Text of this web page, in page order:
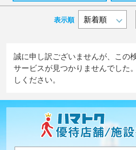
表示順
誠に申し訳ございませんが、この
サービスが見つかりませんでした
しください。